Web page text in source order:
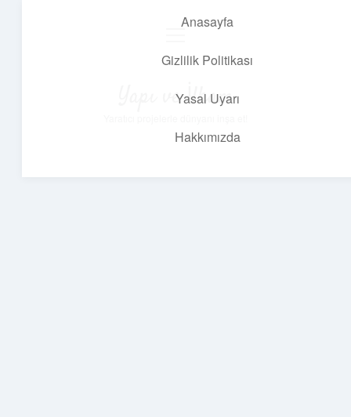
Anasayfa
Gizlilik Politikası
Yasal Uyarı
Hakkımızda
Yapı ve İlham